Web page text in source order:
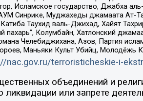
Исламское государство, Джабха
АУМ Синрике, Муджахеды джамаата Ат-
Таухид валь-Джихад, Хайят
пахарь”, Колумбайн, Хатлонский
Челебиджихана, Азов, Партия
Маньяки Культ Убийц, Молодёжь
nac.gov.ru/terroristicheskie-i-
объединений и
ликвидации или запрете